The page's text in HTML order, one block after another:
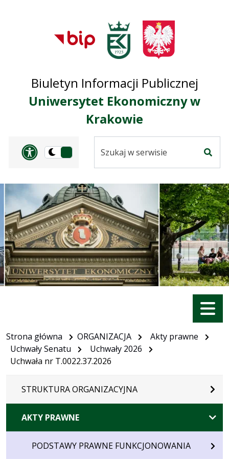
Przejdź do
głównego menu
Przejdź do treści
Przejdź do mapy
serwisu
Biuletyn Informacji Publicznej
Uniwersytet Ekonomiczny w
Krakowie
Panel dostosowania
Przełącz
ciemną
serwisie
Menu
Strona główna ORGANIZACJA
Akty prawne
Uchwały Senatu
Uchwały 2026
Uchwała nr T.0022.37.2026
STRUKTURA ORGANIZACYJNA
AKTY PRAWNE
PODSTAWY PRAWNE FUNKCJONOWANIA